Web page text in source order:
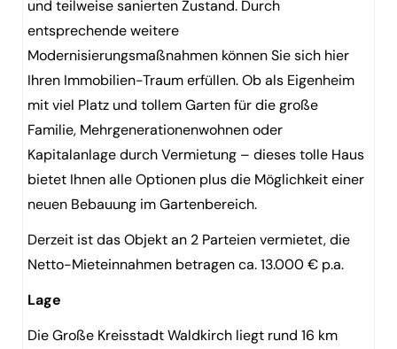
und teilweise sanierten Zustand. Durch
entsprechende weitere
Modernisierungsmaßnahmen können Sie sich hier
Ihren Immobilien-Traum erfüllen. Ob als Eigenheim
mit viel Platz und tollem Garten für die große
Familie, Mehrgenerationenwohnen oder
Kapitalanlage durch Vermietung – dieses tolle Haus
bietet Ihnen alle Optionen plus die Möglichkeit einer
neuen Bebauung im Gartenbereich.
Derzeit ist das Objekt an 2 Parteien vermietet, die
Netto-Mieteinnahmen betragen ca. 13.000 € p.a.
Lage
Die Große Kreisstadt Waldkirch liegt rund 16 km